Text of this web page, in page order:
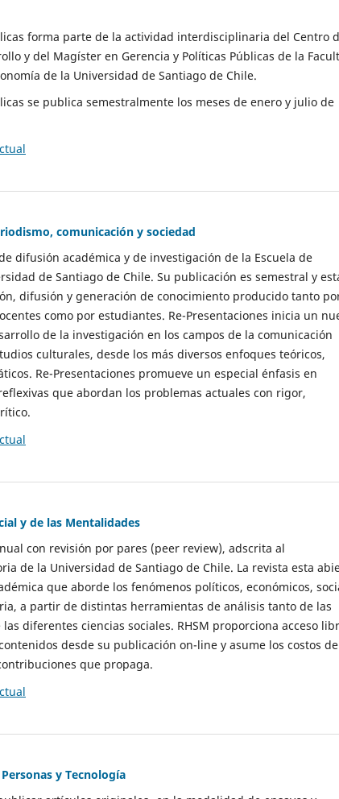
forma parte de la actividad interdisciplinaria del Centro
y del Magíster en Gerencia y Políticas Públicas de la
de la Universidad de Santiago de Chile.
se publica semestralmente los meses de enero y julio de
comunicación y sociedad
difusión académica y de investigación de la Escuela de
de Santiago de Chile. Su publicación es semestral y
difusión y generación de conocimiento producido tanto
como por estudiantes. Re-Presentaciones inicia un
de la investigación en los campos de la comunicación
culturales, desde los más diversos enfoques teóricos,
Re-Presentaciones promueve un especial énfasis en
que abordan los problemas actuales con rigor,
y de las Mentalidades
con revisión por pares (peer review), adscrita al
de la Universidad de Santiago de Chile. La revista esta
que aborde los fenómenos políticos, económicos,
a partir de distintas herramientas de análisis tanto de las
diferentes ciencias sociales. RHSM proporciona acceso
desde su publicación on-line y asume los costos de
que propaga.
y Tecnología